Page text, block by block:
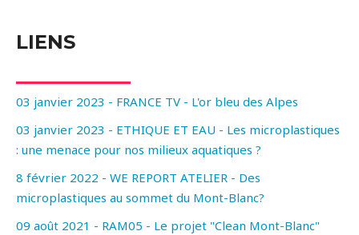
LIENS
03 janvier 2023 - FRANCE TV - L'or bleu des Alpes
03 janvier 2023 - ETHIQUE ET EAU - Les microplastiques
: une menace pour nos milieux aquatiques ?
8 février 2022 - WE REPORT ATELIER - Des
microplastiques au sommet du Mont-Blanc?
09 août 2021 - RAM05 - Le projet "Clean Mont-Blanc"